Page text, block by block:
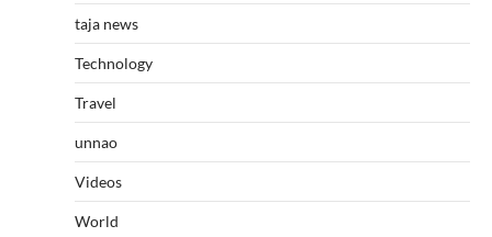
taja news
Technology
Travel
unnao
Videos
World